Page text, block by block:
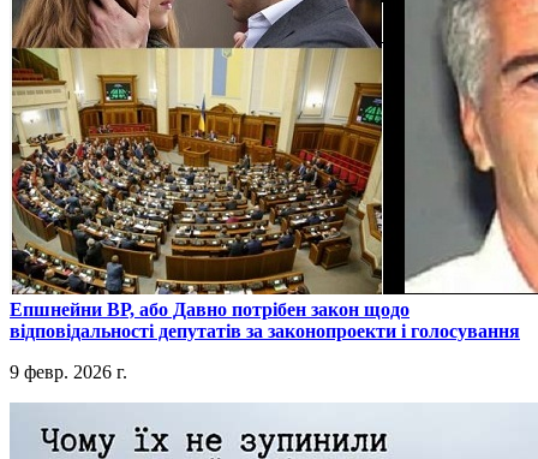
​Епшнейни ВР, або Давно потрібен закон щодо
відповідальності депутатів за законопроекти і голосування
9 февр. 2026 г.